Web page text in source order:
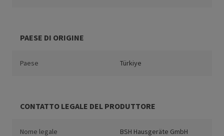
PAESE DI ORIGINE
Paese Türkiye
CONTATTO LEGALE DEL PRODUTTORE
Nome legale BSH Hausgeräte GmbH